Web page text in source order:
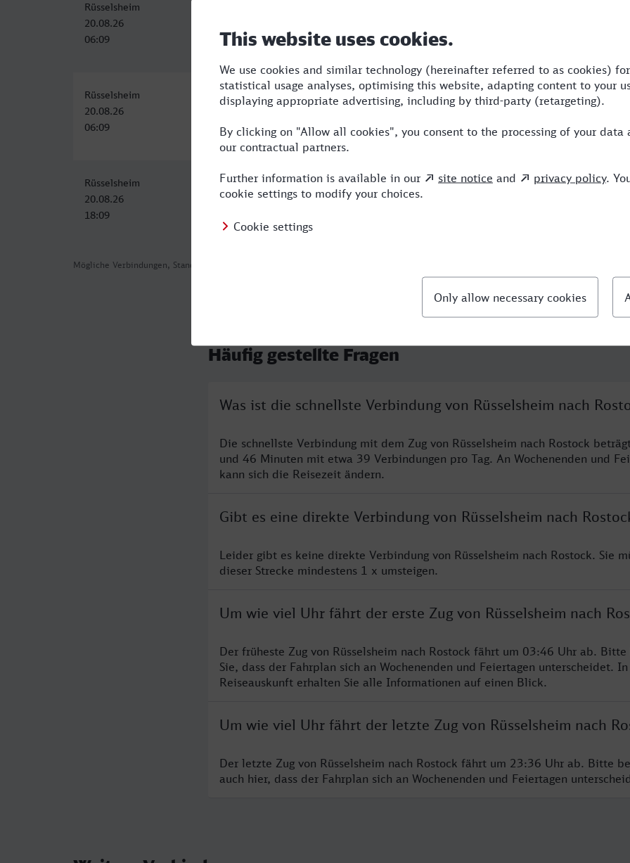
Mögliche Verbindungen, Stand: 2026-08-06 00:41
Rüsselsheim
20.08.26
06:09
12:55
Rüsselsheim
20.08.26
06:09
Rostock Hbf
20.08.26
13:50
7:41 VLX,RE,ICE
Rüsselsheim
20.08.26
18:09
Rostock Hbf
21.08.26
7:07 2 VLX,RE,ICE
Häufig gestellte Fragen
Was ist die schnellste Verbindung von Rüsselsheim nach
Die schnellste Verbindung mit dem Zug von Rüsselsheim nach Rostock
und 46 Minuten mit etwa 39 Verbindungen pro Tag. An Wochenenden und
kann sich die Reisezeit ändern.
Gibt es eine direkte Verbindung von Rüsselsheim nach
Leider gibt es keine direkte Verbindung von Rüsselsheim nach Rostock. Sie
dieser Strecke mindestens 1 x umsteigen.
Um wie viel Uhr fährt der erste Zug von Rüsselsheim nach
Der früheste Zug von Rüsselsheim nach Rostock fährt um 03:46 Uhr ab. Bitte
Sie, dass der Fahrplan sich an Wochenenden und Feiertagen unterscheidet.
Reiseauskunft erhalten Sie alle Informationen auf einen Blick.
Um wie viel Uhr fährt der letzte Zug von Rüsselsheim nach
Der letzte Zug von Rüsselsheim nach Rostock fährt um 23:36 Uhr ab. Bitte
auch hier, dass der Fahrplan sich an Wochenenden und Feiertagen